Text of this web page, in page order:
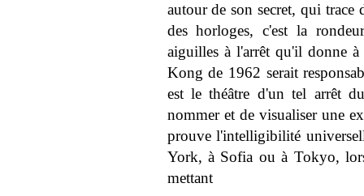
autour de son secret, qui
des horloges, c'est la
aiguilles à l'arrêt qu'il donne
Kong de 1962 serait
est le théâtre d'un tel arrêt
nommer et de visualiser une
prouve l'intelligibilité
York, à Sofia ou à Tokyo,
mettant